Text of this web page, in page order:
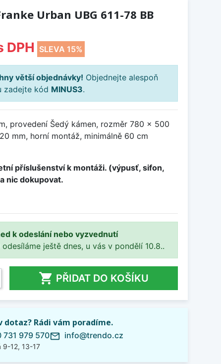
Urban UBG 611-78 BB
DPH SLEVA 15%
větší objednávky! Objednejte alespoň
zadejte kód MINUS3.
provedení Šedý kámen, rozměr 780 x 500
mm, horní montáž, minimálně 60 cm
příslušenství k montáži. (výpusť, sifon,
nic dokupovat.
k odeslání nebo vyzvednutí
ještě dnes, u vás v pondělí 10.8..
 PŘIDAT DO KOŠÍKU
dotaz? Rádi vám poradíme.
731 979 570
9-12, 13-17
mail_outline info@trendo.cz